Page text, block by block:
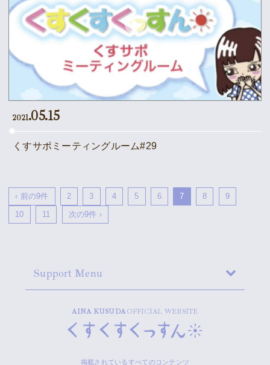
2021.05.15
くすサポミーティングルーム#29
‹ 前の9件 2 3 4 5 6 7 8
9
10
11 次の9件 ›
Support Menu
AINA KUSUDAOFFICIAL WEBSITE
掲載されているすべてのコンテンツ